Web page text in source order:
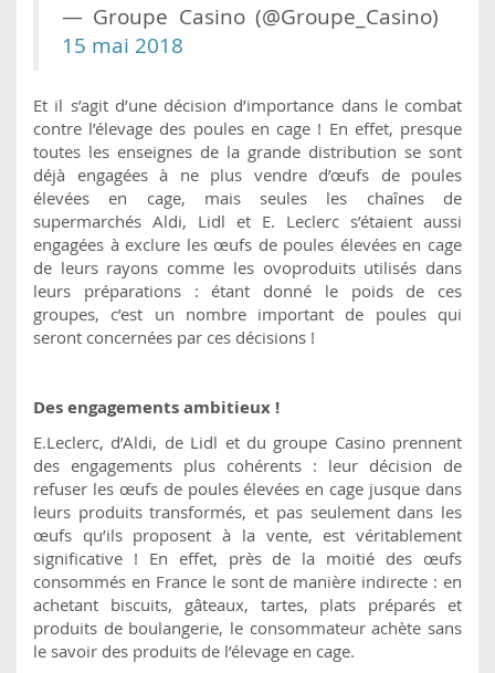
— Groupe Casino (@Groupe_Casino)
15 mai 2018
Et il s’agit d’une décision d’importance dans le combat
contre l’élevage des poules en cage ! En effet, presque
toutes les enseignes de la grande distribution se sont
déjà engagées à ne plus vendre d’œufs de poules
élevées en cage, mais seules les chaînes de
supermarchés Aldi, Lidl et E. Leclerc s’étaient aussi
engagées à exclure les œufs de poules élevées en cage
de leurs rayons comme les ovoproduits utilisés dans
leurs préparations : étant donné le poids de ces
groupes, c’est un nombre important de poules qui
seront concernées par ces décisions !
Des engagements ambitieux !
E.Leclerc, d’Aldi, de Lidl et du groupe Casino prennent
des engagements plus cohérents : leur décision de
refuser les œufs de poules élevées en cage jusque dans
leurs produits transformés, et pas seulement dans les
œufs qu’ils proposent à la vente, est véritablement
significative ! En effet, près de la moitié des œufs
consommés en France le sont de manière indirecte : en
achetant biscuits, gâteaux, tartes, plats préparés et
produits de boulangerie, le consommateur achète sans
le savoir des produits de l’élevage en cage.